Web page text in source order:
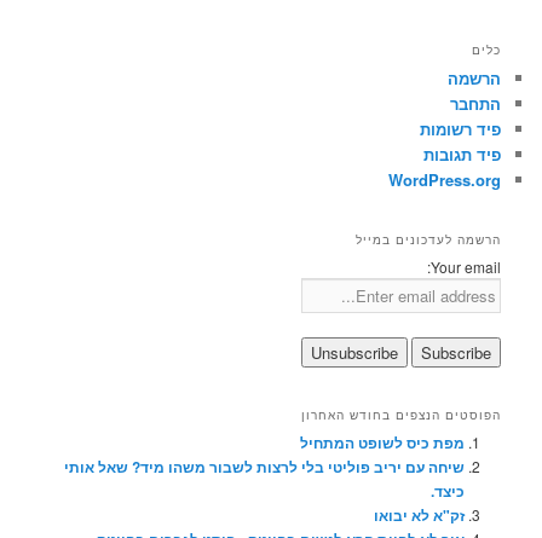
כלים
הרשמה
התחבר
פיד רשומות
פיד תגובות
WordPress.org
הרשמה לעדכונים במייל
Your email:
הפוסטים הנצפים בחודש האחרון
מפת כיס לשופט המתחיל
שיחה עם יריב פוליטי בלי לרצות לשבור משהו מיד? שאל אותי
כיצד.
זק"א לא יבואו